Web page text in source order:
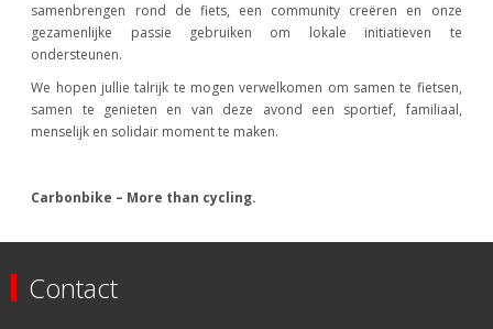
samenbrengen rond de fiets, een community creëren en onze
gezamenlijke passie gebruiken om lokale initiatieven te
ondersteunen.
We hopen jullie talrijk te mogen verwelkomen om samen te fietsen,
samen te genieten en van deze avond een sportief, familiaal,
menselijk en solidair moment te maken.
Carbonbike – More than cycling.
Contact